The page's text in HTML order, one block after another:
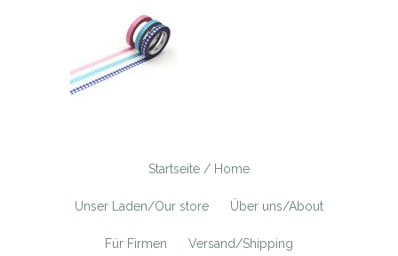
Startseite / Home
Unser Laden/Our store Über uns/About
Für Firmen Versand/Shipping